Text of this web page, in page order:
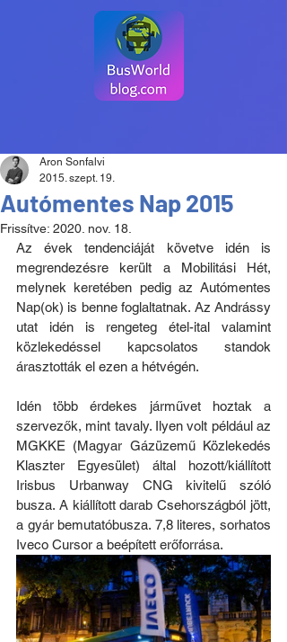
Autómentes Nap 2015
Aron Sonfalvi
2015. szept. 19.
Frissítve: 2020. nov. 18.
Az évek tendenciáját követve idén is
megrendezésre került a Mobilitási Hét,
melynek keretében pedig az Autómentes
Nap(ok) is benne foglaltatnak. Az Andrássy
utat idén is rengeteg étel-ital valamint
közlekedéssel kapcsolatos standok
árasztották el ezen a hétvégén.
Idén több érdekes járművet hoztak a
szervezők, mint tavaly. Ilyen volt például az
MGKKE (Magyar Gázüzemű Közlekedés
Klaszter Egyesület) által hozott/kiállított
Irisbus Urbanway CNG kivitelű szóló
busza. A kiállított darab Csehországból jött,
a gyár bemutatóbusza. 7,8 literes, sorhatos
Iveco Cursor a beépített erőforrása.